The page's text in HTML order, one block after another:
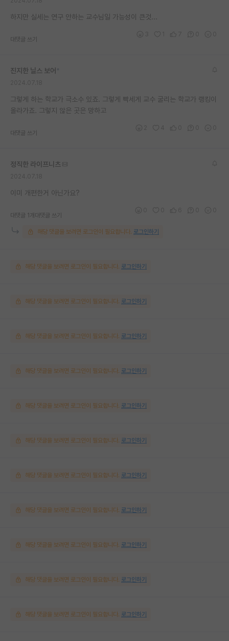
반도체 아카데미
하지만 실세는 연구 안하는 교수님일 가능성이 큰것...
대댓글 쓰기
진지한 닐스 보어
그렇게 하는 학교가 극소수 있죠. 그렇게 빡세게 교수 굴리는 학교가 랭킹이
올라가죠. 그렇지 않은 곳은 망하고
대댓글 쓰기
정직한 라이프니츠
이미 개편한거 아닌가요?
대댓글 1개 대댓글 쓰기
해당 댓글을 보려면 로그인이 필요합니다. 로그인하기
해당 댓글을 보려면 로그인이 필요합니다. 로그인하기
해당 댓글을 보려면 로그인이 필요합니다. 로그인하기
해당 댓글을 보려면 로그인이 필요합니다. 로그인하기
해당 댓글을 보려면 로그인이 필요합니다. 로그인하기
해당 댓글을 보려면 로그인이 필요합니다. 로그인하기
해당 댓글을 보려면 로그인이 필요합니다. 로그인하기
해당 댓글을 보려면 로그인이 필요합니다. 로그인하기
해당 댓글을 보려면 로그인이 필요합니다. 로그인하기
해당 댓글을 보려면 로그인이 필요합니다. 로그인하기
해당 댓글을 보려면 로그인이 필요합니다. 로그인하기
해당 댓글을 보려면 로그인이 필요합니다. 로그인하기